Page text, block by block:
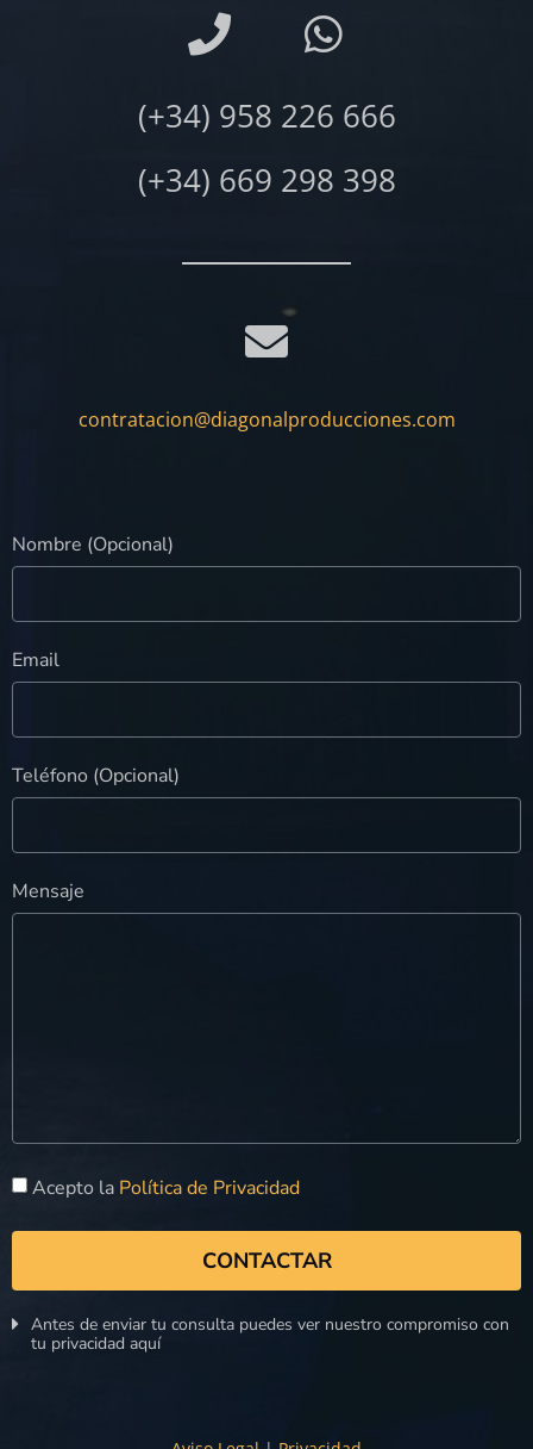
(+34) 958 226 666
(+34) 669 298 398
contratacion@diagonalproducciones.com
Nombre (Opcional)
Email
Teléfono (Opcional)
Mensaje
Acepto la Política de Privacidad
CONTACTAR
Antes de enviar tu consulta puedes ver nuestro compromiso con
tu privacidad aquí